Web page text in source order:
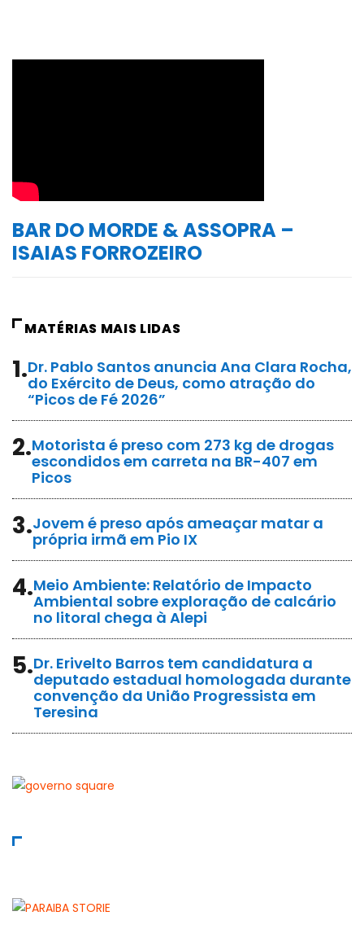
BAR DO MORDE & ASSOPRA –
ISAIAS FORROZEIRO
MATÉRIAS MAIS LIDAS
1.Dr. Pablo Santos anuncia Ana Clara Rocha,
do Exército de Deus, como atração do
“Picos de Fé 2026”
2.Motorista é preso com 273 kg de drogas
escondidos em carreta na BR-407 em
Picos
3.Jovem é preso após ameaçar matar a
própria irmã em Pio IX
4.Meio Ambiente: Relatório de Impacto
Ambiental sobre exploração de calcário
no litoral chega à Alepi
5.Dr. Erivelto Barros tem candidatura a
deputado estadual homologada durante
convenção da União Progressista em
Teresina